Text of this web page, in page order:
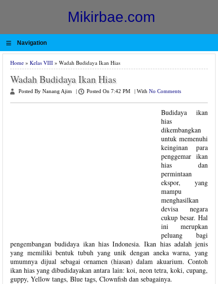
Mikirbae.com
≡ Navigation
Home » Kelas VIII » Wadah Budidaya Ikan Hias
Wadah Budidaya Ikan Hias
Posted By Nanang Ajim Posted On 7:42 PM With No Comments
Budidaya ikan
hias
dikembangkan
untuk memenuhi
keinginan para
penggemar ikan
hias dan
permintaan
ekspor, yang
mampu
menghasilkan
devisa negara
cukup besar. Hal
ini merupkan
peluang bagi
pengembangan budidaya ikan hias Indonesia. Ikan hias adalah jenis
yang memiliki bentuk tubuh yang unik dengan aneka warna, yang
umumnya dijual sebagai ornamen (hiasan) dalam akuarium. Contoh
ikan hias yang dibudidayakan antara lain: koi, neon tetra, koki, cupang,
guppy, Yellow tangs, Blue tags, Clownfish dan sebagainya.